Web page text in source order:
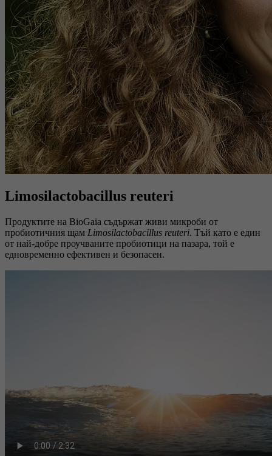
Limosilactobacillus reuteri
Продуктите на BioGaia съдържат живи микроби от
пробиотичния щам Limosilactobacillus reuteri. Тъй като е един
от най-добре проучваните пробиотици на пазара, той е
едновременно ефективен и безопасен.